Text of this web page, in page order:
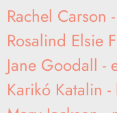
Rachel Carson
Rosalind Elsie
Jane Goodall -
Karikó Katalin